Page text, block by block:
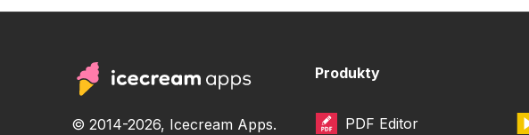
© 2014-2026, Icecream Apps.
Produkty
PDF Editor